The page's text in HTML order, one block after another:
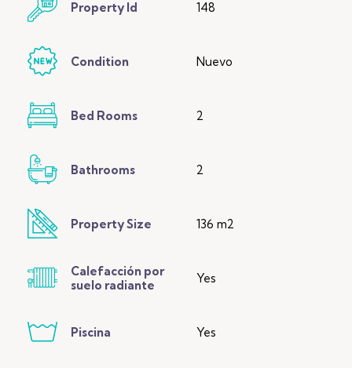
Property Id 148
Condition Nuevo
Bed Rooms 2
Bathrooms 2
Property Size 136 m2
Calefacción por
suelo radiante
Yes
Piscina Yes